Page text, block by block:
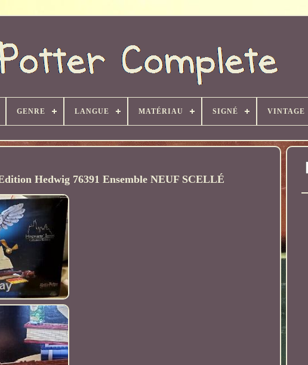
GENRE LANGUE MATÉRIAU SIGNÉ VINTAGE
Hedwig 76391 Ensemble NEUF SCELLÉ